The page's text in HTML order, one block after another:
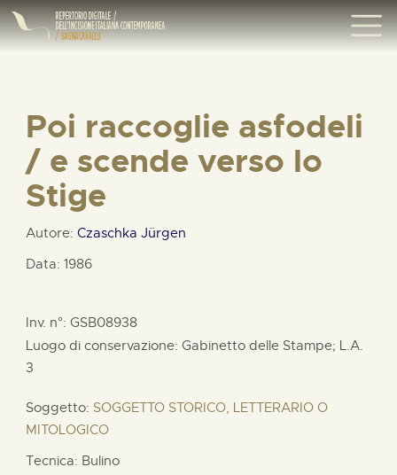
Poi raccoglie asfodeli
/ e scende verso lo
Stige
Autore: Czaschka Jürgen
Data: 1986
Inv. n°: GSB08938
Luogo di conservazione: Gabinetto delle Stampe; L.A.
3
Soggetto: SOGGETTO STORICO, LETTERARIO O
MITOLOGICO
Tecnica: Bulino